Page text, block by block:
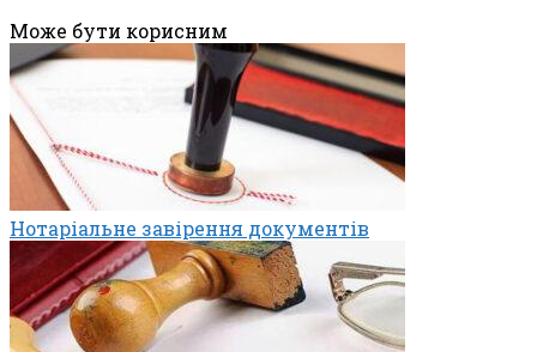
Може бути корисним
Нотаріальне завірення документів